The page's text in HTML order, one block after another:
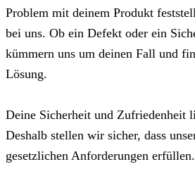
Problem mit deinem Produkt
bei uns. Ob ein Defekt oder ein
kümmern uns um deinen Fall und
Lösung.
Deine Sicherheit und Zufriedenheit
Deshalb stellen wir sicher, dass
gesetzlichen Anforderungen erfüllen.